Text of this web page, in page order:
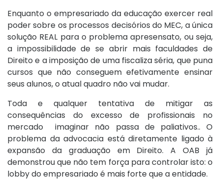
Enquanto o empresariado da educação exercer real
poder sobre os processos decisórios do MEC, a única
solução REAL para o problema apresensato, ou seja,
a impossibilidade de se abrir mais faculdades de
Direito e a imposição de uma fiscaliza séria, que puna
cursos que não conseguem efetivamente ensinar
seus alunos, o atual quadro não vai mudar.
Toda e qualquer tentativa de mitigar as
consequências do excesso de profissionais no
mercado imaginar não passa de paliativos.. O
problema da advocacia está diretamente ligado à
expansão da graduação em Direito. A OAB já
demonstrou que não tem força para controlar isto: o
lobby do empresariado é mais forte que a entidade.